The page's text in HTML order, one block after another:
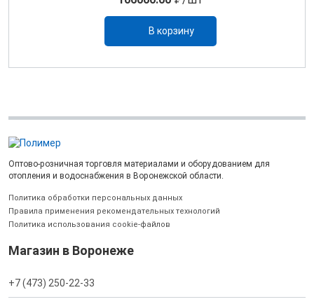
В корзину
Оптово-розничная торговля материалами и оборудованием для
отопления и водоснабжения в Воронежской области.
Политика обработки персональных данных
Правила применения рекомендательных технологий
Политика использования cookie-файлов
Магазин в Воронеже
+7 (473) 250-22-33